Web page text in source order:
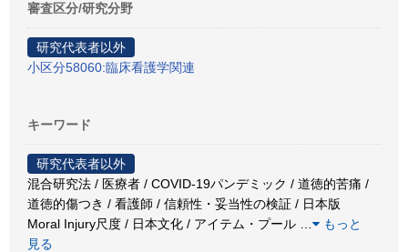
審査区分/研究分野
研究代表者以外
小区分58060:臨床看護学関連
キーワード
研究代表者以外
混合研究法 / 医療者 / COVID-19パンデミック / 道徳的苦痛 /
道徳的傷つき / 看護師 / 信頼性・妥当性の検証 / 日本版
Moral Injury尺度 / 日本文化 / アイテム・プール
もっと
見る